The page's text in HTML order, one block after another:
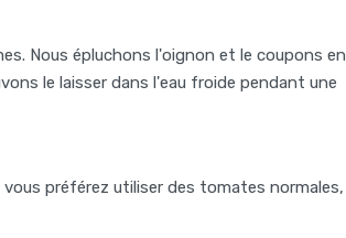
Nous épluchons l'oignon et le coupons en
le laisser dans l'eau froide pendant une
préférez utiliser des tomates normales,